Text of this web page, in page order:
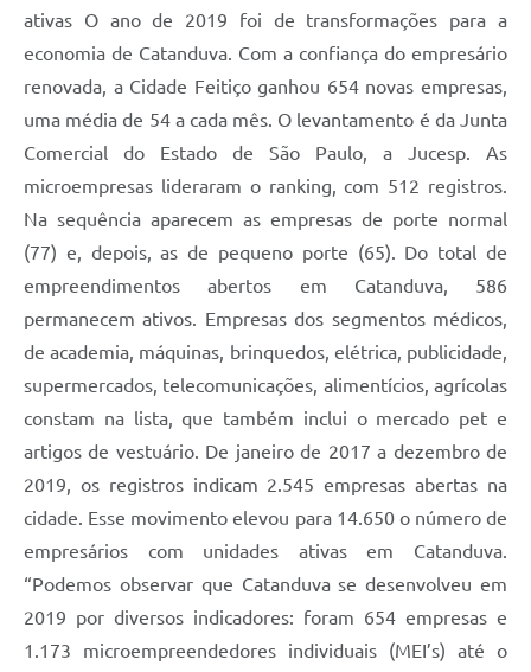
Agenda
Diário Oficial
Contato
ativas O ano de 2019 foi de transformações para a
economia de Catanduva. Com a confiança do empresário
renovada, a Cidade Feitiço ganhou 654 novas empresas,
uma média de 54 a cada mês. O levantamento é da Junta
Comercial do Estado de São Paulo, a Jucesp. As
microempresas lideraram o ranking, com 512 registros.
Na sequência aparecem as empresas de porte normal
(77) e, depois, as de pequeno porte (65). Do total de
empreendimentos abertos em Catanduva, 586
permanecem ativos. Empresas dos segmentos médicos,
de academia, máquinas, brinquedos, elétrica, publicidade,
supermercados, telecomunicações, alimentícios, agrícolas
constam na lista, que também inclui o mercado pet e
artigos de vestuário. De janeiro de 2017 a dezembro de
2019, os registros indicam 2.545 empresas abertas na
cidade. Esse movimento elevou para 14.650 o número de
empresários com unidades ativas em Catanduva.
“Podemos observar que Catanduva se desenvolveu em
2019 por diversos indicadores: foram 654 empresas e
1.173 microempreendedores individuais (MEI’s) até o